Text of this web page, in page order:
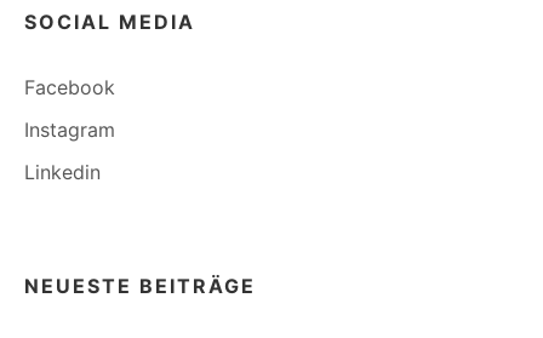
SOCIAL MEDIA
Facebook
Instagram
Linkedin
NEUESTE BEITRÄGE